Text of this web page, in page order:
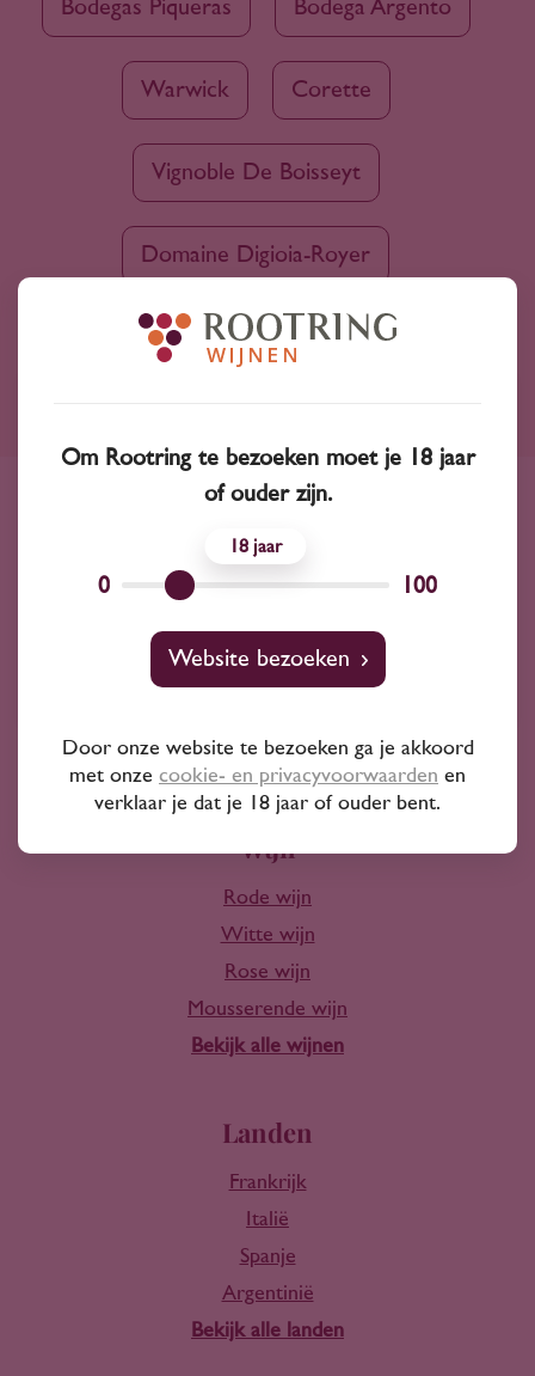
Bodegas Piqueras Bodega Argento
Warwick Corette
Vignoble De Boisseyt
Domaine Digioia-Royer
4000+ wijnen in ons assortiment
Wij kunnen je altijd adviseren
Wijnprofessionals
10+ jaar ervaring
Wijn
Rode wijn
Witte wijn
Rose wijn
Mousserende wijn
Bekijk alle wijnen
Landen
Frankrijk
Italië
Spanje
Argentinië
Bekijk alle landen
Om Rootring te bezoeken moet je 18 jaar
of ouder zijn.
0
18
100
Website bezoeken
Door onze website te bezoeken ga je akkoord
met onze cookie- en privacyvoorwaarden en
verklaar je dat je 18 jaar of ouder bent.